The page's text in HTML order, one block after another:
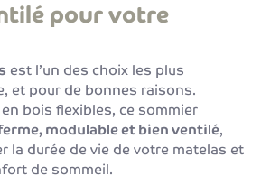
pour votre
est l’un des choix les plus
et pour de bonnes raisons.
bois flexibles, ce sommier
modulable et bien ventilé,
la durée de vie de votre matelas et
de sommeil.